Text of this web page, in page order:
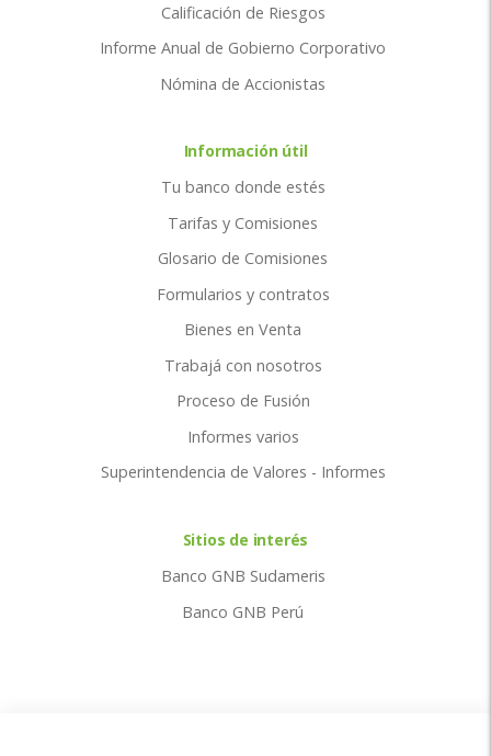
Calificación de Riesgos
Informe Anual de Gobierno Corporativo
Nómina de Accionistas
Información útil
Tu banco donde estés
Tarifas y Comisiones
Glosario de Comisiones
Formularios y contratos
Bienes en Venta
Trabajá con nosotros
Proceso de Fusión
Informes varios
Superintendencia de Valores - Informes
Sitios de interés
Banco GNB Sudameris
Banco GNB Perú